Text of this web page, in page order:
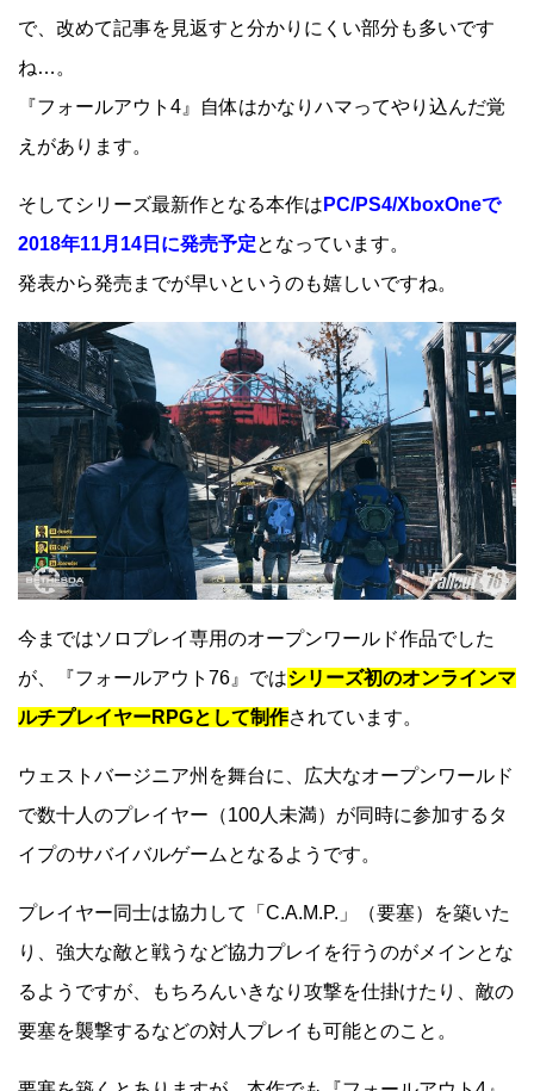
で、改めて記事を見返すと分かりにくい部分も多いです
ね…。
『フォールアウト4』自体はかなりハマってやり込んだ覚
えがあります。
そしてシリーズ最新作となる本作は PC/PS4/XboxOneで
2018年11月14日に発売予定となっています。
発表から発売までが早いというのも嬉しいですね。
今まではソロプレイ専用のオープンワールド作品でした
が、『フォールアウト76』ではシリーズ初のオンラインマ
ルチプレイヤーRPGとして制作されています。
ウェストバージニア州を舞台に、広大なオープンワールド
で数十人のプレイヤー（100人未満）が同時に参加するタ
イプのサバイバルゲームとなるようです。
プレイヤー同士は協力して「C.A.M.P.」（要塞）を築いた
り、強大な敵と戦うなど協力プレイを行うのがメインとな
るようですが、もちろんいきなり攻撃を仕掛けたり、敵の
要塞を襲撃するなどの対人プレイも可能とのこと。